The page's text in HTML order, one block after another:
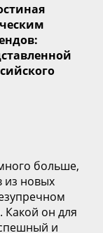
больше,
из новых
Какой он для
и